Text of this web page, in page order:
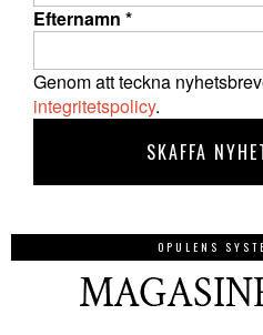
Efternamn *
Genom att teckna
integritetspolicy.
OPULENS